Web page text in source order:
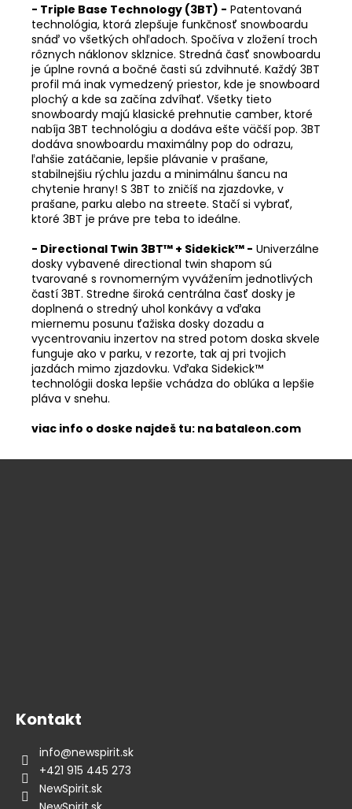
- Triple Base Technology (3BT) - Patentovaná
technológia, ktorá zlepšuje funkčnosť snowboardu
snáď vo všetkých ohľadoch. Spočíva v zložení troch
rôznych náklonov sklznice. Stredná časť snowboardu
je úplne rovná a bočné časti sú zdvihnuté. Každý 3BT
profil má inak vymedzený priestor, kde je snowboard
plochý a kde sa začína zdvíhať. Všetky tieto
snowboardy majú klasické prehnutie camber, ktoré
nabíja 3BT technológiu a dodáva ešte väčší pop. 3BT
dodáva snowboardu maximálny pop do odrazu,
ľahšie zatáčanie, lepšie plávanie v prašane,
stabilnejšiu rýchlu jazdu a minimálnu šancu na
chytenie hrany! S 3BT to zničíš na zjazdovke, v
prašane, parku alebo na streete. Stačí si vybrať,
ktoré 3BT je práve pre teba to ideálne.
- Directional Twin 3BT™ + Sidekick™ - Univerzálne
dosky vybavené directional twin shapom sú
tvarované s rovnomerným vyvážením jednotlivých
častí 3BT. Stredne široká centrálna časť dosky je
doplnená o stredný uhol konkávy a vďaka
miernemu posunu ťažiska dosky dozadu a
vycentrovaniu inzertov na stred potom doska skvele
funguje ako v parku, v rezorte, tak aj pri tvojich
jazdách mimo zjazdovku. Vďaka Sidekick™
technológii doska lepšie vchádza do oblúka a lepšie
pláva v snehu.
viac info o doske najdeš tu: na bataleon.com
Kontakt
info@newspirit.sk
+421 915 445 273
NewSpirit.sk